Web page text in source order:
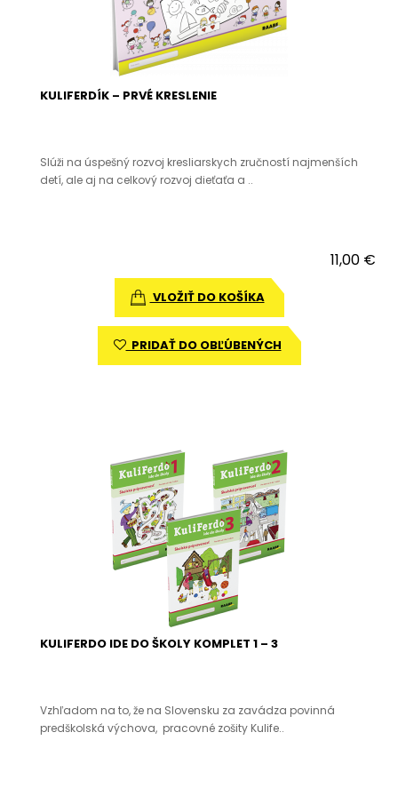
KULIFERDÍK – PRVÉ KRESLENIE
Slúži na úspešný rozvoj kresliarskych zručností najmenších
detí, ale aj na celkový rozvoj dieťaťa a ..
11,00 €
VLOŽIŤ DO KOŠÍKA
PRIDAŤ DO OBĽÚBENÝCH
KULIFERDO IDE DO ŠKOLY KOMPLET 1 – 3
Vzhľadom na to, že na Slovensku za zavádza povinná
predškolská výchova, pracovné zošity Kulife..